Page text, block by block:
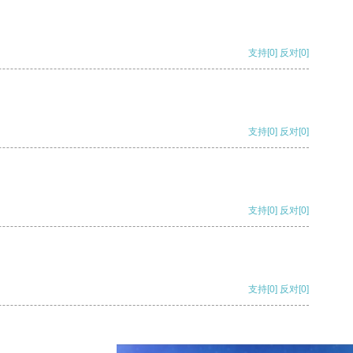
支持[0] 反对[0]
支持[0] 反对[0]
支持[0] 反对[0]
支持[0] 反对[0]